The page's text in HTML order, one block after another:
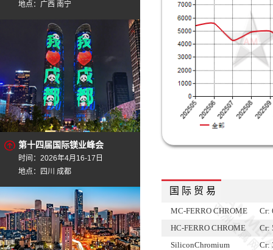
地点：广西 南宁
第十四届国际镁业峰会
时间：2026年4月16-17日
地点：四川 成都
国 际 贸 易
MC-FERRO CHROME
Cr:
HC-FERRO CHROME
Cr:
SiliconChromium
Cr: